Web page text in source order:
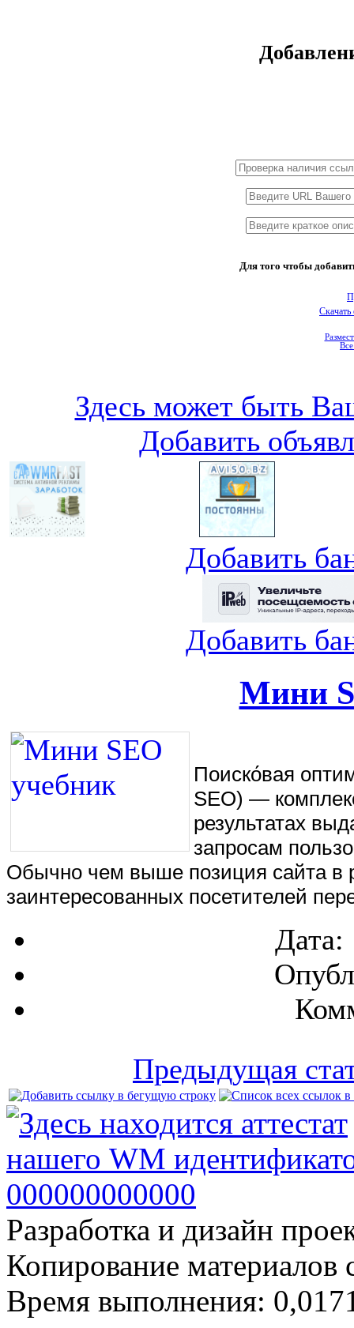
Для того чтобы
Скачать
Все
Здесь может быть
Добавить
Добавить
Добавить
Мини
Поиско́вая
SEO) —
результатах
запросам
Обычно чем выше позиция сайта в
заинтересованных посетителей
Дата:
Предыдущая
Разработка и дизайн
Копирование материалов
Время выполнения: